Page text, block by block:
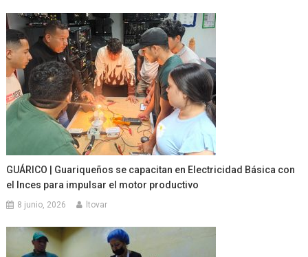
GUÁRICO | Guariqueños se capacitan en Electricidad Básica con
el Inces para impulsar el motor productivo
8 junio, 2026 ltovar